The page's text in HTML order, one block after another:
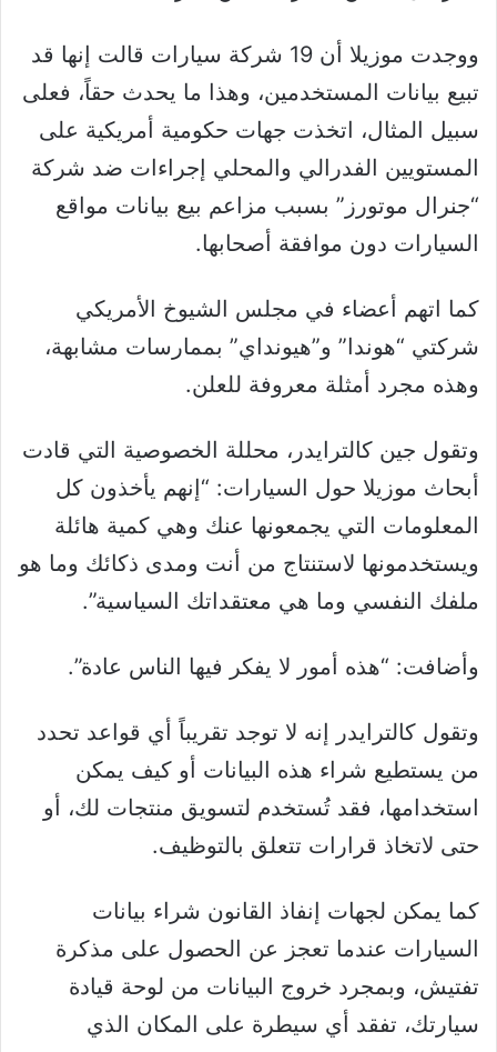
ووجدت موزيلا أن 19 شركة سيارات قالت إنها قد
تبيع بيانات المستخدمين، وهذا ما يحدث حقاً، فعلى
سبيل المثال، اتخذت جهات حكومية أمريكية على
المستويين الفدرالي والمحلي إجراءات ضد شركة
“جنرال موتورز” بسبب مزاعم بيع بيانات مواقع
السيارات دون موافقة أصحابها.
كما اتهم أعضاء في مجلس الشيوخ الأمريكي
شركتي “هوندا” و”هيونداي” بممارسات مشابهة،
وهذه مجرد أمثلة معروفة للعلن.
وتقول جين كالترايدر، محللة الخصوصية التي قادت
أبحاث موزيلا حول السيارات: “إنهم يأخذون كل
المعلومات التي يجمعونها عنك وهي كمية هائلة
ويستخدمونها لاستنتاج من أنت ومدى ذكائك وما هو
ملفك النفسي وما هي معتقداتك السياسية”.
وأضافت: “هذه أمور لا يفكر فيها الناس عادة”.
وتقول كالترايدر إنه لا توجد تقريباً أي قواعد تحدد
من يستطيع شراء هذه البيانات أو كيف يمكن
استخدامها، فقد تُستخدم لتسويق منتجات لك، أو
حتى لاتخاذ قرارات تتعلق بالتوظيف.
كما يمكن لجهات إنفاذ القانون شراء بيانات
السيارات عندما تعجز عن الحصول على مذكرة
تفتيش، وبمجرد خروج البيانات من لوحة قيادة
سيارتك، تفقد أي سيطرة على المكان الذي